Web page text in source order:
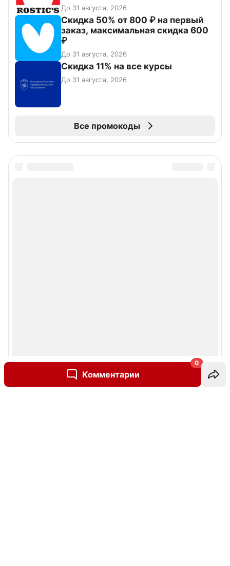
Комментарии
0
До 31 августа, 2026
Скидка 50% от 800 ₽ на первый
заказ, максимальная скидка 600
₽
До 31 августа, 2026
Скидка 11% на все курсы
До 31 августа, 2026
Все промокоды